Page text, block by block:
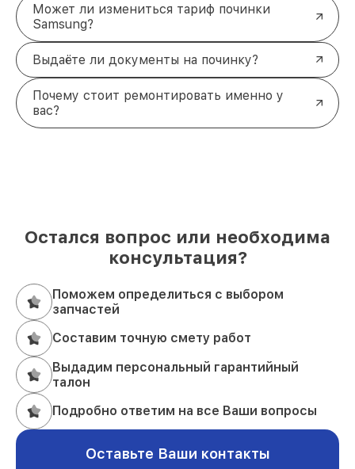
Может ли измениться тариф починки
Samsung?
Выдаёте ли документы на починку?
Почему стоит ремонтировать именно у
вас?
Остался вопрос или необходима
консультация?
Поможем определиться с выбором
запчастей
Составим точную смету работ
Выдадим персональный гарантийный
талон
Подробно ответим на все Ваши вопросы
Оставьте Ваши контакты